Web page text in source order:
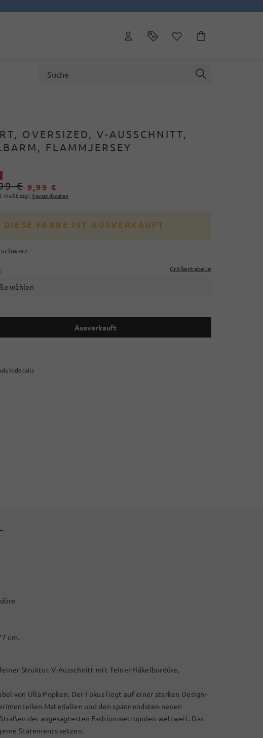
OVERSIZED, V-AUSSCHNITT,
FLAMMJERSEY
€ 9,99 €
MwSt. zzgl.Versandkosten
DIESE FARBE IST AUSVERKAUFT
schwarz
Größentabelle
wählen
Ausverkauft
cm.
Struktur. V-Ausschnitt mit feiner Häkelbordüre,
von Ulla Popken. Der Fokus liegt auf einer starken Design-
Materialien und den spannendsten neuen
der angesagtesten Fashionmetropolen weltweit. Das
Statements setzen.